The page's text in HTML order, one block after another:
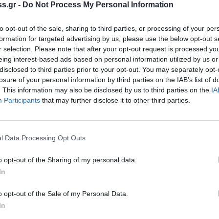
- Do Not Process My Personal Information
opt-out of the sale, sharing to third parties, or processing of your
for targeted advertising by us, please use the below opt-out
selection. Please note that after your opt-out request is processed
interest-based ads based on personal information utilized by us
to third parties prior to your opt-out. You may separately
of your personal information by third parties on the IAB’s list of
This information may also be disclosed by us to third parties on the
Participants that may further disclose it to other third parties.
Data Processing Opt Outs
opt-out of the Sharing of my personal data.
opt-out of the Sale of my Personal Data.
πραγματοποιήθηκε στις 4.9.2014,
της Λακωνίας, η οποία οργανώθηκε
Λακωνίας, σύμφωνα με τον
Αστυνομικής Διεύθυνσης
σε διακόσια δεκαεννέα (219) άτομα,
ήταν ημεδαποί και εξήντα πέντε (65)
οκτώ (128) οχήματα.
εννέα (49) άτομα, από τα οποία τριάντα
αλλοδαποί, ενώ συνελήφθησαν δεκαπέντε